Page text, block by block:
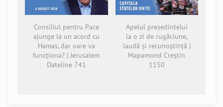
Consiliul pentru Pace
ajunge la un acord cu
Hamas, dar oare va
funcționa? | Jerusalem
Dateline 741
Apelul președintelui
la o zi de rugăciune,
laudă și recunoștință |
Mapamond Creștin
1150